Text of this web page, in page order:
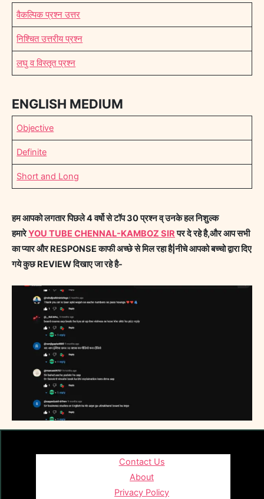
वैकल्पिक प्रश्न उत्तर
निश्चित उत्तरीय प्रश्न
लघु व विस्तृत प्रश्न
ENGLISH MEDIUM
Objective
Definite
Short and Long
हम आपको लगतार पिछले 4 वर्षो से टॉप 30 प्रश्न व् उनके हल निशुल्क
हमारेYOU TUBE CHENNAL-KAMBOZ SIRपर दे रहे है,और आप सभी
का प्यार और RESPONSE काफी अच्छे से मिल रहा है|नीचे आपको बच्चो द्वारा दिए
गये कुछ REVIEW दिखाए जा रहे है-
Contact Us
About
Privacy Policy